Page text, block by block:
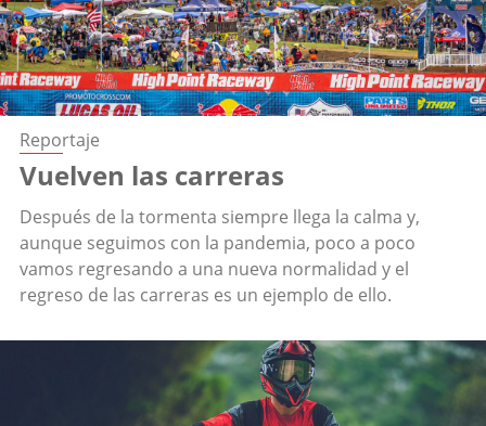
Reportaje
Vuelven las carreras
Después de la tormenta siempre llega la calma y,
aunque seguimos con la pandemia, poco a poco
vamos regresando a una nueva normalidad y el
regreso de las carreras es un ejemplo de ello.